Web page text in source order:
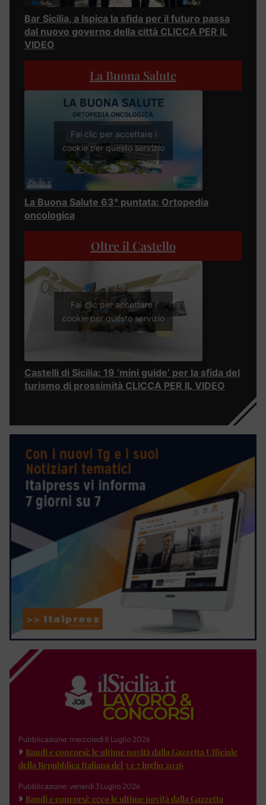
Bar Sicilia, a Ispica la sfida per il futuro passa
dal nuovo governo della città CLICCA PER IL
VIDEO
La Buona Salute
Fai clic per accettare i
cookie per questo servizio
La Buona Salute 63° puntata: Ortopedia
oncologica
Oltre il Castello
Fai clic per accettare i
cookie per questo servizio
Castelli di Sicilia: 19 ‘mini guide’ per la sfida del
turismo di prossimità CLICCA PER IL VIDEO
Pubblicazione: mercoledì 8 Luglio 2026
Bandi e concorsi: le ultime novità dalla Gazzetta Ufficiale
della Repubblica Italiana del 3 e 7 luglio 2026
Pubblicazione: venerdì 3 Luglio 2026
Bandi e concorsi: ecco le ultime novità dalla Gazzetta